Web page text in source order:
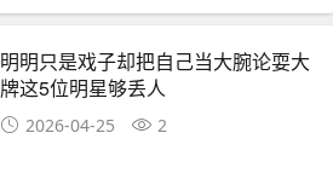
明明只是戏子却把自己当大腕论耍大
牌这5位明星够丢人
2026-04-25 2